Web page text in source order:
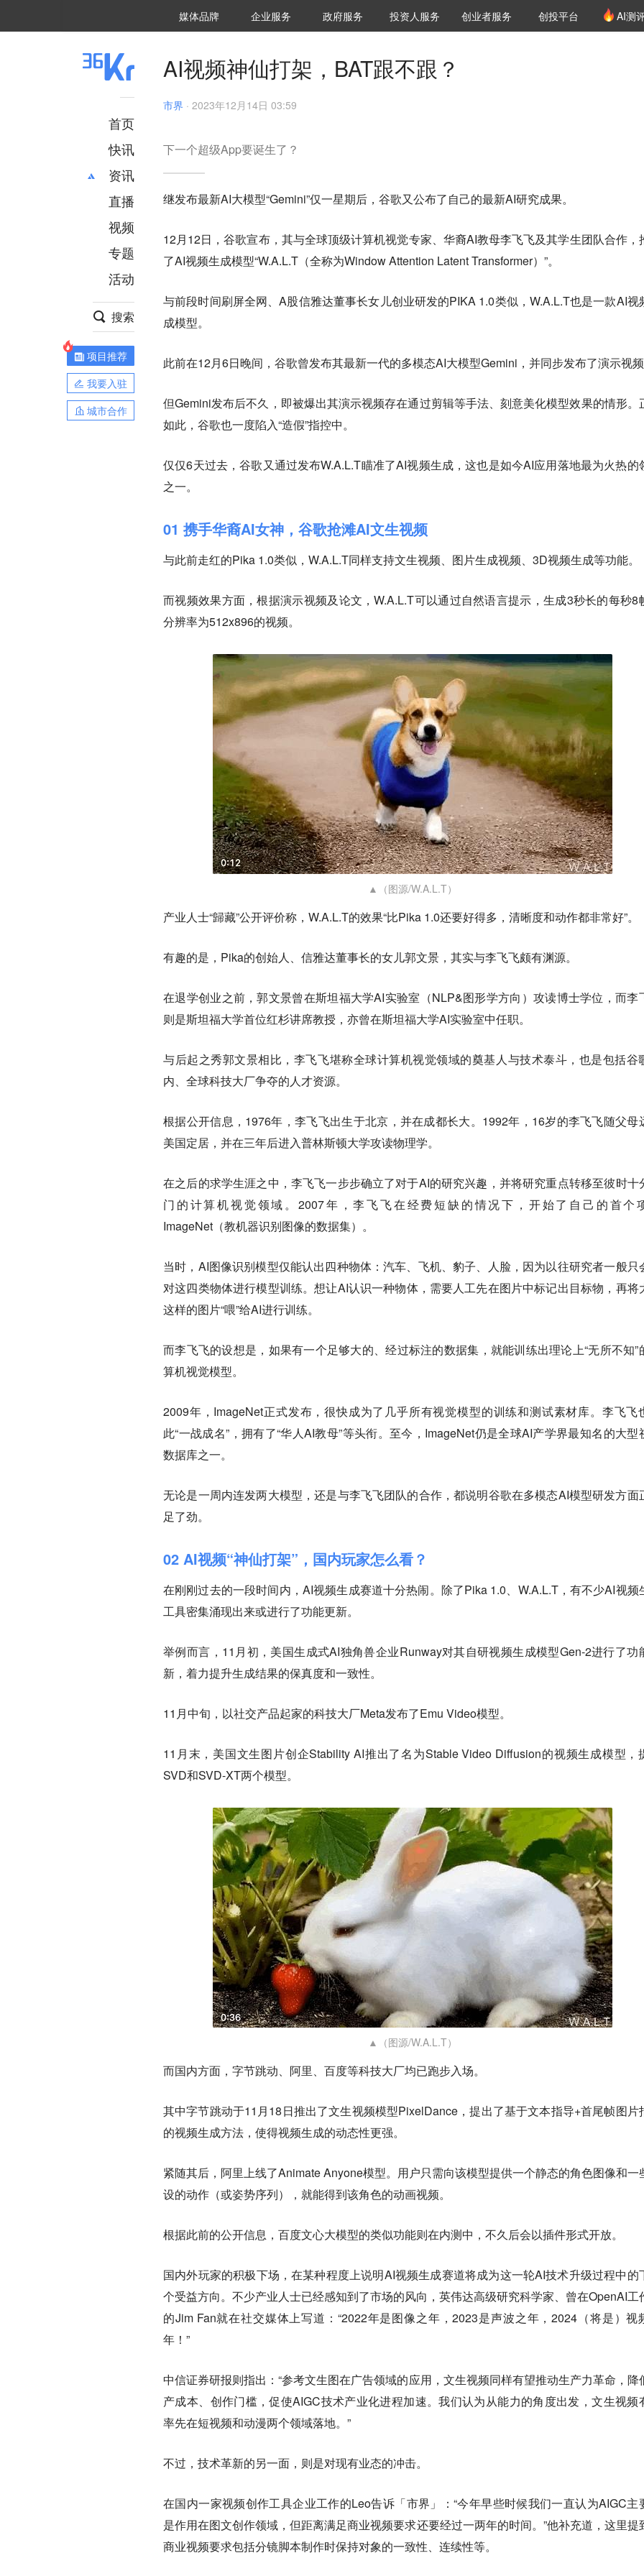
媒体品牌 36Kr研究院
企业服务 城市之窗
政府服务 VClub投资机构库
投资机构职位推介
投资人服务 创投氪堂
创业者服务 创投平台 AI测
首页
快讯
资讯
推荐
财经
项目推荐
安徽
直播
视频
专题
活动
搜索
项目推荐
我要入驻
城市合作
AI视频神仙打架，BAT跟不跟？
市界 · 2023年12月14日 03:59
下一个超级App要诞生了？
继发布最新AI大模型“Gemini”仅一星期后，谷歌又公布了自己的最新AI研究成果。
12月12日，谷歌宣布，其与全球顶级计算机视觉专家、华裔AI教母李飞飞及其学生团队合作，
了AI视频生成模型“W.A.L.T（全称为Window Attention Latent Transformer）”。
与前段时间刷屏全网、A股信雅达董事长女儿创业研发的PIKA 1.0类似，W.A.L.T也是一款AI视
成模型。
此前在12月6日晚间，谷歌曾发布其最新一代的多模态AI大模型Gemini，并同步发布了演示视频
但Gemini发布后不久，即被爆出其演示视频存在通过剪辑等手法、刻意美化模型效果的情形。
如此，谷歌也一度陷入“造假”指控中。
仅仅6天过去，谷歌又通过发布W.A.L.T瞄准了AI视频生成，这也是如今AI应用落地最为火热的
之一。
01 携手华裔AI女神，谷歌抢滩AI文生视频
与此前走红的Pika 1.0类似，W.A.L.T同样支持文生视频、图片生成视频、3D视频生成等功能。
而视频效果方面，根据演示视频及论文，W.A.L.T可以通过自然语言提示，生成3秒长的每秒8
分辨率为512x896的视频。
▲（图源/W.A.L.T）
产业人士“歸藏”公开评价称，W.A.L.T的效果“比Pika 1.0还要好得多，清晰度和动作都非常好”。
有趣的是，Pika的创始人、信雅达董事长的女儿郭文景，其实与李飞飞颇有渊源。
在退学创业之前，郭文景曾在斯坦福大学AI实验室（NLP&图形学方向）攻读博士学位，而李
则是斯坦福大学首位红杉讲席教授，亦曾在斯坦福大学AI实验室中任职。
与后起之秀郭文景相比，李飞飞堪称全球计算机视觉领域的奠基人与技术泰斗，也是包括谷
内、全球科技大厂争夺的人才资源。
根据公开信息，1976年，李飞飞出生于北京，并在成都长大。1992年，16岁的李飞飞随父母
美国定居，并在三年后进入普林斯顿大学攻读物理学。
在之后的求学生涯之中，李飞飞一步步确立了对于AI的研究兴趣，并将研究重点转移至彼时十
门的计算机视觉领域。2007年，李飞飞在经费短缺的情况下，开始了自己的首个
ImageNet（教机器识别图像的数据集）。
当时，AI图像识别模型仅能认出四种物体：汽车、飞机、豹子、人脸，因为以往研究者一般只
对这四类物体进行模型训练。想让AI认识一种物体，需要人工先在图片中标记出目标物，再将
这样的图片“喂”给AI进行训练。
而李飞飞的设想是，如果有一个足够大的、经过标注的数据集，就能训练出理论上“无所不知”
算机视觉模型。
2009年，ImageNet正式发布，很快成为了几乎所有视觉模型的训练和测试素材库。李飞飞
此“一战成名”，拥有了“华人AI教母”等头衔。至今，ImageNet仍是全球AI产学界最知名的大型
数据库之一。
无论是一周内连发两大模型，还是与李飞飞团队的合作，都说明谷歌在多模态AI模型研发方面
足了劲。
02 AI视频“神仙打架”，国内玩家怎么看？
在刚刚过去的一段时间内，AI视频生成赛道十分热闹。除了Pika 1.0、W.A.L.T，有不少AI视频
工具密集涌现出来或进行了功能更新。
举例而言，11月初，美国生成式AI独角兽企业Runway对其自研视频生成模型Gen-2进行了功
新，着力提升生成结果的保真度和一致性。
11月中旬，以社交产品起家的科技大厂Meta发布了Emu Video模型。
11月末，美国文生图片创企Stability AI推出了名为Stable Video Diffusion的视频生成模型，
SVD和SVD-XT两个模型。
▲（图源/W.A.L.T）
而国内方面，字节跳动、阿里、百度等科技大厂均已跑步入场。
其中字节跳动于11月18日推出了文生视频模型PixelDance，提出了基于文本指导+首尾帧图片
的视频生成方法，使得视频生成的动态性更强。
紧随其后，阿里上线了Animate Anyone模型。用户只需向该模型提供一个静态的角色图像和一
设的动作（或姿势序列），就能得到该角色的动画视频。
根据此前的公开信息，百度文心大模型的类似功能则在内测中，不久后会以插件形式开放。
国内外玩家的积极下场，在某种程度上说明AI视频生成赛道将成为这一轮AI技术升级过程中的
个受益方向。不少产业人士已经感知到了市场的风向，英伟达高级研究科学家、曾在OpenAI工
的Jim Fan就在社交媒体上写道：“2022年是图像之年，2023是声波之年，2024（将是）视
年！”
中信证券研报则指出：“参考文生图在广告领域的应用，文生视频同样有望推动生产力革命，降
产成本、创作门槛，促使AIGC技术产业化进程加速。我们认为从能力的角度出发，文生视频
率先在短视频和动漫两个领域落地。”
不过，技术革新的另一面，则是对现有业态的冲击。
在国内一家视频创作工具企业工作的Leo告诉「市界」：“今年早些时候我们一直认为AIGC主
是作用在图文创作领域，但距离满足商业视频要求还要经过一两年的时间。”他补充道，这里提
商业视频要求包括分镜脚本制作时保持对象的一致性、连续性等。